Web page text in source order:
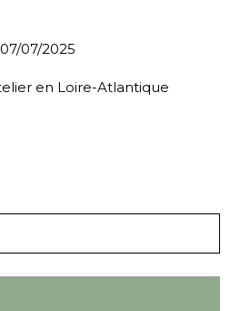
07/2025
en Loire-Atlantique